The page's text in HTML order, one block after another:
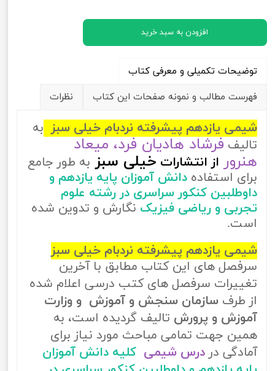
افزودن به سبد خرید
توضیحات تکمیلی و معرفی کتاب
فهرست مطالب و نمونه صفحات این کتاب
نظرات
شیمی یازدهم پیشرفته نردبام خیلی سبز به
تالیف فرشاد هادیان فرد، میعاد
هنرور از انتشارات خیلی سبز به طور جامع
برای استفاده دانش آموزان پایه یازدهم و
داوطلبین کنکور سراسری در رشته علوم
تجربی و ریاضی فیزیک نگارش و تدوین شده
است.
شیمی یازدهم پیشرفته نردبام خیلی سبز
سرفصل های این کتاب مطابق با آخرین
تغییرات سرفصل های کتب درسی اعلام شده
از طرف سازمان سنجش و آموزش و وزارت
آموزش و پرورش تالیف گردیده است، به
همین جهت تمامی مباحث مورد نیاز برای
آمادگی در درس شیمی کلیه دانش آموزان